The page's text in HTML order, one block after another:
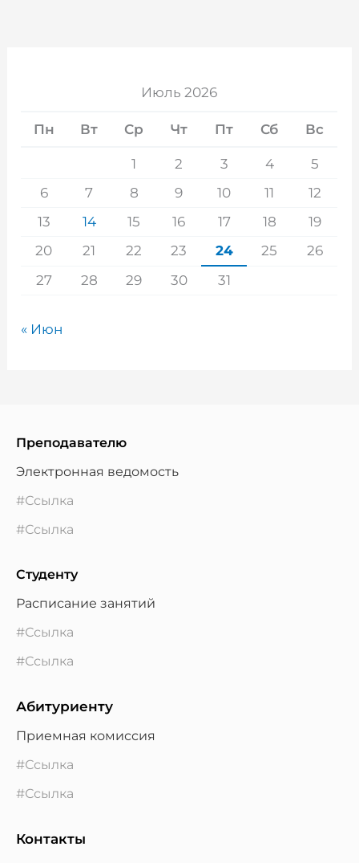
Июль 2026
Пн Вт Ср Чт Пт Сб Вс
1 2 3 4
5
6
7 8 9 10 11
12
13
14 15 16 17 18
19
20
21 22 23 24 25
26
27
28 29 30 31
« Июн
Преподавателю
Электронная ведомость
#Ссылка
#Ссылка
Студенту
Расписание занятий
#Ссылка
#Ссылка
Абитуриенту
Приемная комиссия
#Ссылка
#Ссылка
Контакты